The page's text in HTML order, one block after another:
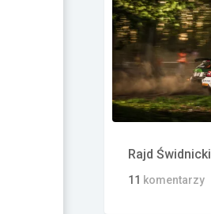
Rajd Świdnicki
11 komentarzy